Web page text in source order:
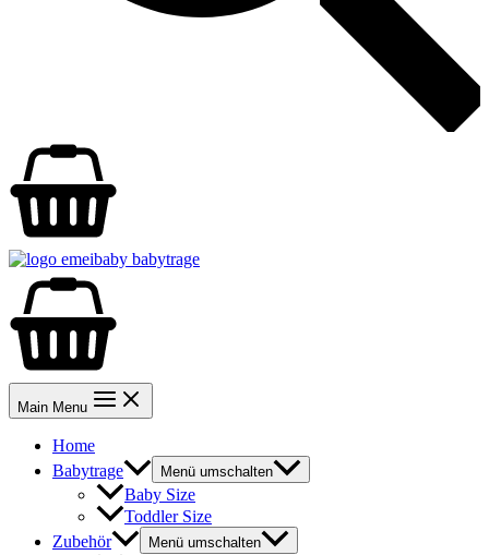
Main Menu
Home
Babytrage
Menü umschalten
Baby Size
Toddler Size
Zubehör
Menü umschalten